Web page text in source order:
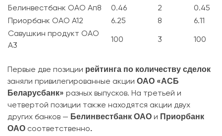
Белинвестбанк ОАО Ап8
0.46 2
0.45
Приорбанк ОАО А12
6.25 8
6.11
Савушкин продукт ОАО
А3
100 3 100
Первые две позиции рейтинга по количеству сделок
заняли привилегированные акции ОАО «АСБ
Беларусбанк» разных выпусков. На третьей и
четвертой позиции также находятся акции двух
других банков — Белинвестбанк ОАО и Приорбанк
ОАО соответственно.